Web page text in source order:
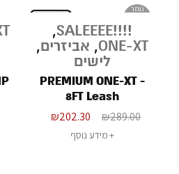
נגמר
!!!!SALEEEE
,
ONE-XT
, אביזרים,
לישים
PREMIUM ONE-XT -
8FT Leash
₪289.00
₪202.30
מידע נוסף